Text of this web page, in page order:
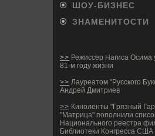
ШОУ-БИ­ЗНЕС
ЗНАМЕНИТОСТИ
>> Режиссер Нагиса Осима
81-м году жизни
>> Лауреатом "Русского
Андрей Дмитриев
>> Киноленты "Грязный
"Матрица" пополнили
Национального реестра
Библиотеки Конгресса США